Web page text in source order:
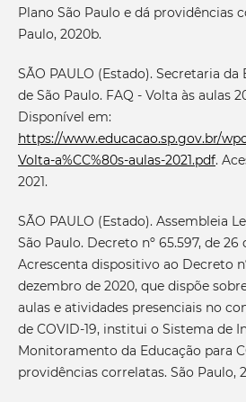
Plano São Paulo e dá providências
Paulo, 2020b.
SÃO PAULO (Estado). Secretaria da
de São Paulo. FAQ - Volta às aulas
Disponível em:
https://www.educacao.sp.gov.br/
Volta-a%CC%80s-aulas-2021.pdf.
2021.
SÃO PAULO (Estado). Assembleia
São Paulo. Decreto nº 65.597, de 26
Acrescenta dispositivo ao Decreto
dezembro de 2020, que dispõe
aulas e atividades presenciais no
de COVID-19, institui o Sistema de
Monitoramento da Educação para
providências correlatas. São Paulo,